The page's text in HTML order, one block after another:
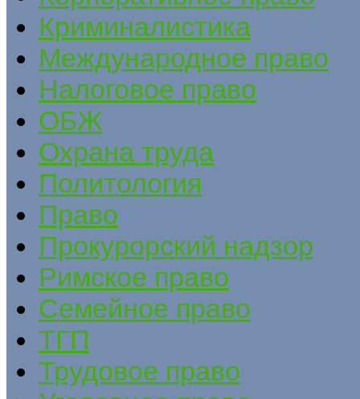
Криминалистика
Международное право
Налоговое право
ОБЖ
Охрана труда
Политология
Право
Прокурорский надзор
Римское право
Семейное право
ТГП
Трудовое право